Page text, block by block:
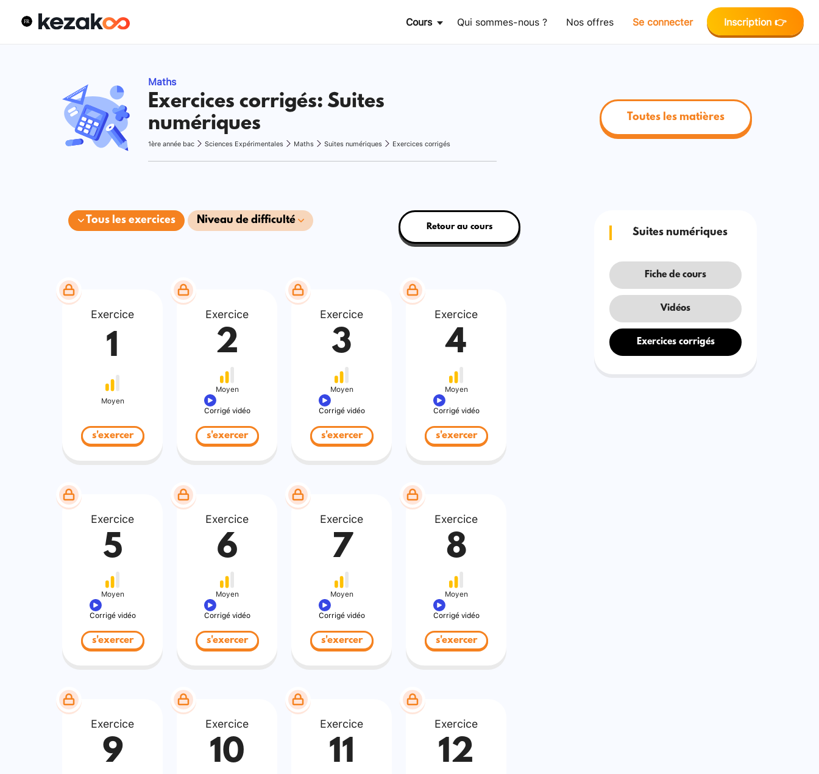
Cours Qui sommes-nous ? Nos offres Se connecter Inscription 👉
Maths
Exercices corrigés: Suites
numériques
1ère année bac Sciences Expérimentales Maths Suites numériques Exercices corrigés
Toutes les matières
Tous les exercices Niveau de difficulté
Retour au cours
Exercice
1
Moyen
s'exercer
Exercice
2
Moyen
Corrigé vidéo
s'exercer
Exercice
3
Moyen
Corrigé vidéo
s'exercer
Exercice
4
Moyen
Corrigé vidéo
s'exercer
Exercice
5
Moyen
Corrigé vidéo
s'exercer
Exercice
6
Moyen
Corrigé vidéo
s'exercer
Exercice
7
Moyen
Corrigé vidéo
s'exercer
Exercice
8
Moyen
Corrigé vidéo
s'exercer
Exercice
9
Exercice
10
Exercice
11
Exercice
12
Suites numériques
Fiche de cours
Vidéos
Exercices corrigés